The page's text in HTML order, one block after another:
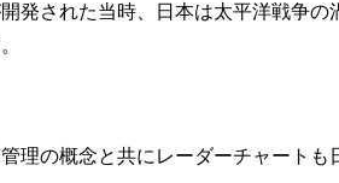
発された当時、日本は太平洋戦争
理の概念と共にレーダーチャート